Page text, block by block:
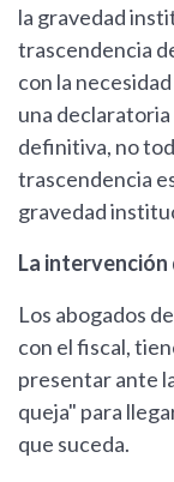
la gravedad
trascendencia
con la
una
definitiva, no
trascendencia
gravedad
La intervención
Los abogados
con el fiscal,
presentar ante
queja" para
que suceda.